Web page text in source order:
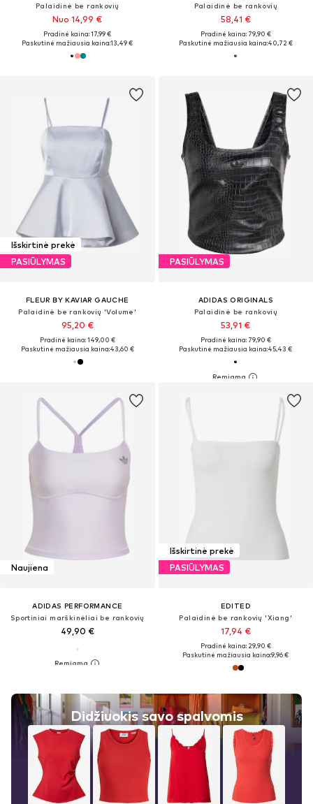
Palaidinė be rankovių
Nuo 14,99 €
Pradinė kaina: 17,99 €
Paskutinė mažiausia kaina:13,49 €
Palaidinė be rankovių
58,41 €
Pradinė kaina: 79,90 €
Paskutinė mažiausia kaina:40,72 €
Išskirtinė prekė
PASIŪLYMAS
FLEUR BY KAVIAR GAUCHE
Palaidinė be rankovių 'Volume'
95,20 €
Pradinė kaina: 149,00 €
Paskutinė mažiausia kaina:43,60 €
PASIŪLYMAS
ADIDAS ORIGINALS
Palaidinė be rankovių
53,91 €
Pradinė kaina: 79,90 €
Paskutinė mažiausia kaina:45,43 €
Naujiena
ADIDAS PERFORMANCE
Sportiniai marškinėliai be rankovių
49,90 €
Didžiuokis savo spalvomis
Išskirtinė prekė
PASIŪLYMAS
EDITED
Palaidinė be rankovių 'Xiang'
17,94 €
Pradinė kaina: 29,90 €
Paskutinė mažiausia kaina:9,96 €